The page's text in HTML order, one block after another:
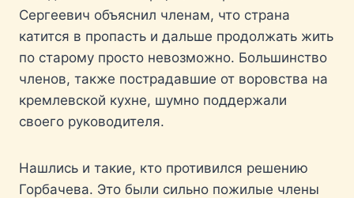
Сергеевич объяснил членам, что страна
катится в пропасть и дальше продолжать жить
по старому просто невозможно. Большинство
членов, также пострадавшие от воровства на
кремлевской кухне, шумно поддержали
своего руководителя.
Нашлись и такие, кто противился решению
Горбачева. Это были сильно пожилые члены